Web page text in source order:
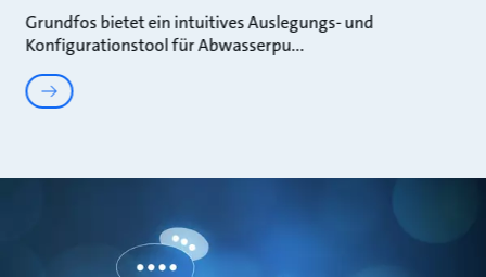
Grundfos bietet ein intuitives Auslegungs- und
Konfigurationstool für Abwasserpu